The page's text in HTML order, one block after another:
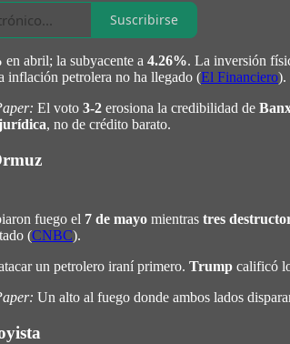
Suscribirse
en abril; la subyacente a 4.26%. La inversión
inflación petrolera no ha llegado (El Financiero).
El voto 3-2 erosiona la credibilidad de
, no de crédito barato.
fuego el 7 de mayo mientras tres
(CNBC).
un petrolero iraní primero. Trump calificó
Un alto al fuego donde ambos lados